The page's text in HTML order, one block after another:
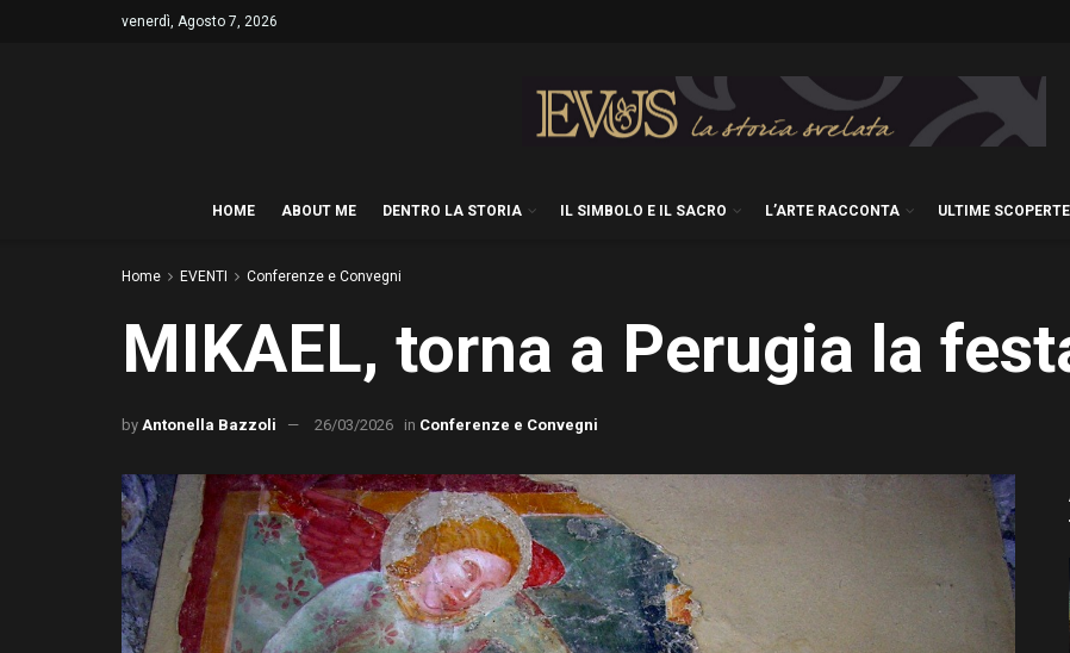
venerdì, Agosto 7, 2026
HOME ABOUT ME DENTRO LA STORIA IL SIMBOLO E IL SACRO L’ARTE RACCONTA ULTIME SCOPERTE
Home EVENTI Conferenze e Convegni
MIKAEL, torna a Perugia la
by Antonella Bazzoli 26/03/2026 in Conferenze e Convegni